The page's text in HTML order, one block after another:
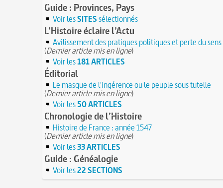
Guide : Provinces, Pays
Voir lesSITESsélectionnés
L’Histoire éclaire l’Actu
Avilissement des pratiques politiques et perte du
(Dernier article mis en ligne)
Voir les181 ARTICLES
Éditorial
Le masque de l'ingérence ou le peuple sous tutelle
(Dernier article mis en ligne)
Voir les50 ARTICLES
Chronologie de l’Histoire
Histoire de France : année 1547
(Dernier article mis en ligne)
Voir les33 ARTICLES
Guide : Généalogie
Voir les22 SECTIONS